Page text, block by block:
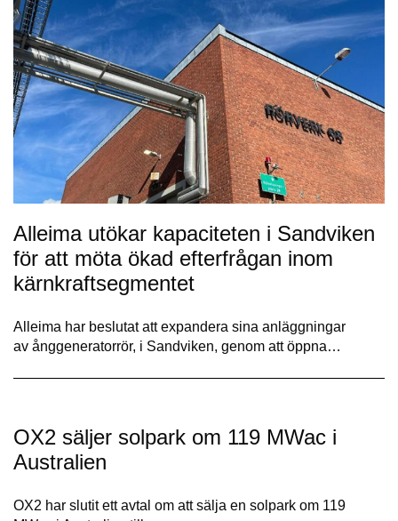
Alleima utökar kapaciteten i Sandviken
för att möta ökad efterfrågan inom
kärnkraftsegmentet
Alleima har beslutat att expandera sina anläggningar
av ånggeneratorrör, i Sandviken, genom att öppna…
OX2 säljer solpark om 119 MWac i
Australien
OX2 har slutit ett avtal om att sälja en solpark om 119